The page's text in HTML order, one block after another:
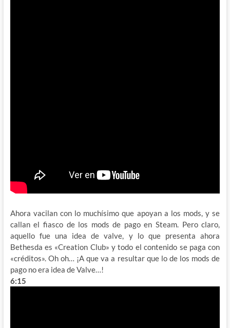
Ahora vacilan con lo muchísimo que apoyan a los mods, y se
callan el fiasco de los mods de pago en Steam. Pero claro,
aquello fue una idea de valve, y lo que presenta ahora
Bethesda es «Creation Club» y todo el contenido se paga con
«créditos». Oh oh… ¡A que va a resultar que lo de los mods de
pago no era idea de Valve…!
6:15